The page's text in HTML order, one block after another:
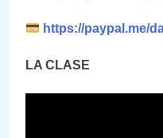
https://paypal.me/
LA CLASE